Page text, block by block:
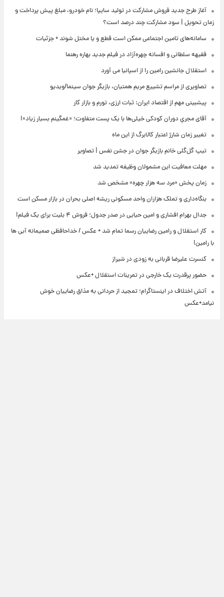
آغاز طرح جدید فروش مشارکت در تولید سایپا؛ نام خودرو، مبلغ پیش پرداخت و
زمان تحویل | سود مشارکت چند درصد است؟
سامانه‌های تامین اجتماعی ممکن است قطع و یا مختل شوند + جزئیات
فقیهه سلطانی و افسانه چهره‌آزاد در فیلم جدید بهاره رهنما
استقلال جانشین رامین را از اسپانیا می آورد
تصاویری از مراسم تشییع مریم همتیان، بازیگر جوان سینما/ویدیو
پیشبینی مهم از اقتصاد ایران: ثبات ارزی، تورم و بازار کار
آقای مجریِ دوران کودکی خیلی‌ها با یک پست متفاوت؛ «غمگینم بسیار زیاد»!
تغییر زمان شارژ اعتبار کالابرگ از این ماه
تیپ گل‌گلی خانم بازیگر جوان در جشن نفس | تصاویر
مهلت معافیت این مشمولان وظیفه تمدید شد
زمان پخش «مرد سه هزار چهره» مشخص شد
بنگاه‌داری و تملک هزاران واحد مسکونی ریشه اصلی بحران در بازار مسکن است
جدال بهرام افشاری و امین حیایی در صدر جدول؛ فروش ۴ بلیت برای یک فیلم!
کار استقلال و رامین رضاییان رسما تمام شد + عکس / خداحافظی صمیمانه آبی ها
با رامین!
کنسرت علیرضا قربانی به زودی در شیراز
حضور پرقدرت یک خارجی در تمرینات استقلال +عکس
آتش اختلاف در اینستاگرام؛ تمجید از حردانی به مذاق رضاییان خوش
نیامد+عکس